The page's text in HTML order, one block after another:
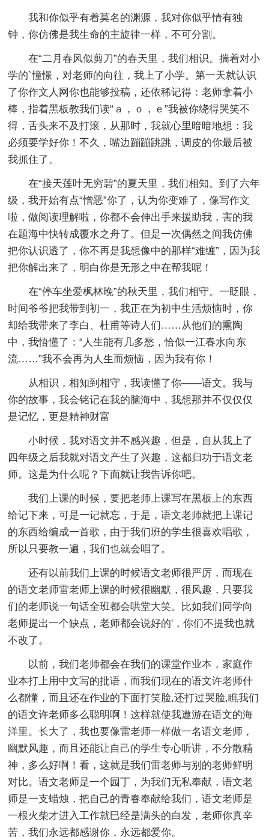
我和你似乎有着莫名的渊源，我对你似乎情有独
钟，你仿佛是我生命的主旋律一样，不可分割。
在“二月春风似剪刀”的春天里，我们相识。揣着对小
学的`憧憬，对老师的向往，我上了小学。第一天就认识
了你作文人网你也能够投稿，还依稀记得：老师拿着小
棒，指着黑板教我们读“ａ，ｏ，ｅ”我被你绕得哭笑不
得，舌头来不及打滚，从那时，我就心里暗暗地想：我
必须要学好你！不久，嘴边蹦蹦跳跳，调皮的你最后被
我抓住了。
在“接天莲叶无穷碧”的夏天里，我们相知。到了六年
级，我开始有点“憎恶”你了，认为你变难了，像写作文
啦，做阅读理解啦，你都不会伸出手来援助我，害的我
在题海中快转成覆水之舟了。但是一次偶然之间我仿佛
把你认识透了，你不再是我想像中的那样“难缠”，因为我
把你解出来了，明白你是无形之中在帮我呢！
在“停车坐爱枫林晚”的秋天里，我们相守。一眨眼，
时间爷爷把我带到初一，我正在为初中生活烦恼时，你
却给我带来了李白、杜甫等诗人们……从他们的熏陶
中，我悟懂了：“人生能有几多愁，恰似一江春水向东
流……”我不会再为人生而烦恼，因为我有你！
从相识，相知到相守，我读懂了你——语文。我与
你的故事，我会铭记在我的脑海中，我想那并不仅仅仅
是记忆，更是精神财富
小时候，我对语文并不感兴趣，但是，自从我上了
四年级之后我就对语文产生了兴趣，这都归功于语文老
师。这是为什么呢？下面就让我告诉你吧。
我们上课的时候，要把老师上课写在黑板上的东西
给记下来，可是一记就忘，于是，语文老师就把上课记
的东西给编成一首歌，由于我们班的学生很喜欢唱歌，
所以只要教一遍，我们也就会唱了。
还有以前我们上课的时候语文老师很严厉，而现在
的语文老师雷老师上课的时候很幽默，很风趣，只要我
们的老师说一句话全班都会哄堂大笑。比如我们同学向
老师提出一个缺点，老师都会说好的'，你们不提我也就
不改了。
以前，我们老师都会在我们的课堂作业本，家庭作
业本打上用中文写的批语，而我们现在的语文许老师什
么都懂，而且还在作业的下面打笑脸,还打过哭脸,瞧我们
的语文许老师多么聪明啊！这样就使我遨游在语文的海
洋里。长大了，我也要像雷老师一样做一名语文老师，
幽默风趣，而且还能让自己的学生专心听讲，不分散精
神，多么好啊！看，这就是我们雷老师与别的老师鲜明
对比。语文老师是一个园丁，为我们无私奉献，语文老
师是一支蜡烛，把自己的青春奉献给我们，语文老师是
一根火柴才进入工作就巳经是满头的白发，老师你真辛
苦，我们永远都感谢你，永远都爱你。